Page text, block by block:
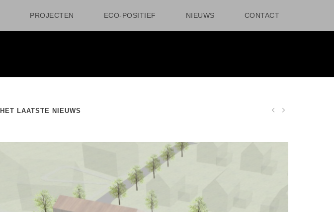
PROJECTEN ECO-POSITIEF NIEUWS CONTACT
HET LAATSTE NIEUWS